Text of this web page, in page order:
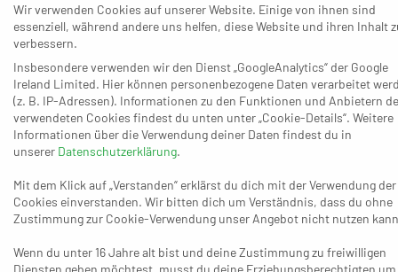
gilt.
Naji hat derzeit – wie nahezu alle Kollegen – mit einigen
Erkrankungen und Verletzungen zu tun. „Wir müssen da auf die
Belastungssteuerung achten“, sagt er. Ein Beispiel:
Linkshänder Djibril M’Bengue, am Anfang der Saison wegen
Trainings-Rückstands kaum eingesetzt, sollte sich Stück für
Stück heranarbeiten (können). Seit aber Simen Schönnigsen
vor einigen Wochen eine Verletzung am Wurfarm erlitt, steht
M’Bengue defensiv wie offensiv praktisch ohne Pause auf der
Platte – was in der Bundesliga so auf Dauer nicht funktionieren
kann. Ein anderes Beispiel: Gegen Göppingen stand Lukas
Wir verwenden Cookies auf unserer Website. Einige von ihnen sind
essenziell, während andere uns helfen, diese Website und ihren Inhalt
verbessern.
Insbesondere verwenden wir den Dienst „GoogleAnalytics“ der Google
Ireland Limited. Hier können personenbezogene Daten verarbeitet
(z. B. IP-Adressen). Informationen zu den Funktionen und Anbietern
verwendeten Cookies findest du unten unter „Cookie-Details“. Weitere
Informationen über die Verwendung deiner Daten findest du in
unserer Datenschutzerklärung.
Mit dem Klick auf „Verstanden“ erklärst du dich mit der Verwendung der
Cookies einverstanden. Wir bitten dich um Verständnis, dass du ohne
Zustimmung zur Cookie-Verwendung unser Angebot nicht nutzen
Wenn du unter 16 Jahre alt bist und deine Zustimmung zu freiwilligen
Diensten geben möchtest, musst du deine Erziehungsberechtigten um